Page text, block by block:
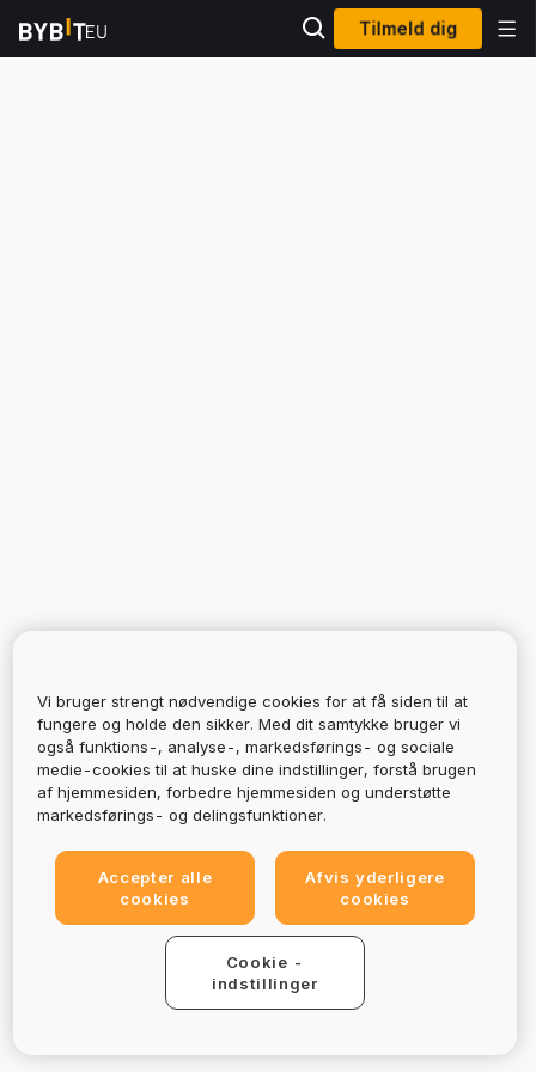
Tilmeld dig
Vi bruger strengt nødvendige cookies for at få siden til at
fungere og holde den sikker. Med dit samtykke bruger vi
også funktions-, analyse-, markedsførings- og sociale
medie-cookies til at huske dine indstillinger, forstå brugen
af hjemmesiden, forbedre hjemmesiden og understøtte
markedsførings- og delingsfunktioner.
Accepter alle
cookies
Afvis yderligere
cookies
Cookie -
indstillinger